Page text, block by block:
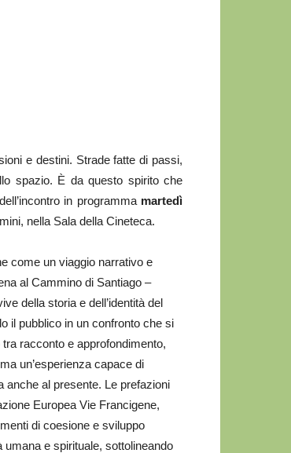
e destini. Strade fatte di passi,
spazio. È da questo spirito che
in programma martedì
nella Sala della Cineteca.
come un viaggio narrativo e
al Cammino di Santiago –
della storia e dell’identità del
il pubblico in un confronto che si
racconto e approfondimento,
un’esperienza capace di
anche al presente. Le prefazioni
Europea Vie Francigene,
di coesione e sviluppo
e spirituale, sottolineando